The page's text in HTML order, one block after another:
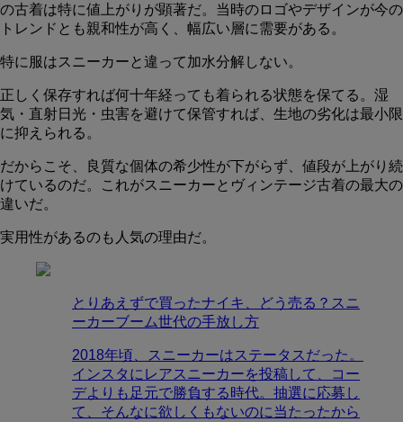
の古着は特に値上がりが顕著だ。当時のロゴやデザインが今の
トレンドとも親和性が高く、幅広い層に需要がある。
特に服はスニーカーと違って加水分解しない。
正しく保存すれば何十年経っても着られる状態を保てる。湿
気・直射日光・虫害を避けて保管すれば、生地の劣化は最小限
に抑えられる。
だからこそ、良質な個体の希少性が下がらず、値段が上がり続
けているのだ。これがスニーカーとヴィンテージ古着の最大の
違いだ。
実用性があるのも人気の理由だ。
とりあえずで買ったナイキ、どう売る？スニ
ーカーブーム世代の手放し方
2018年頃、スニーカーはステータスだった。
インスタにレアスニーカーを投稿して、コー
デよりも足元で勝負する時代。抽選に応募し
て、そんなに欲しくもないのに当たったから